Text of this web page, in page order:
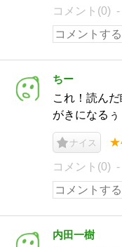
コメント(0)
ちー
これ！読ん
がきになるぅ
ナイス
コメント(0)
内田一樹